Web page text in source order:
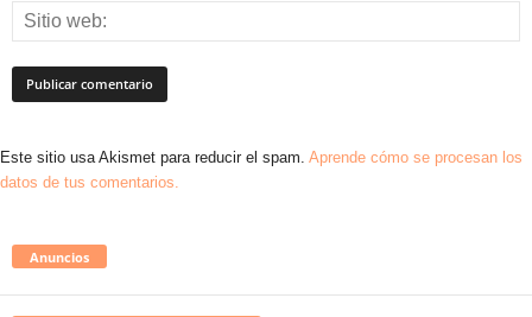
Este sitio usa Akismet para reducir el spam. Aprende cómo se procesan los
datos de tus comentarios.
Anuncios